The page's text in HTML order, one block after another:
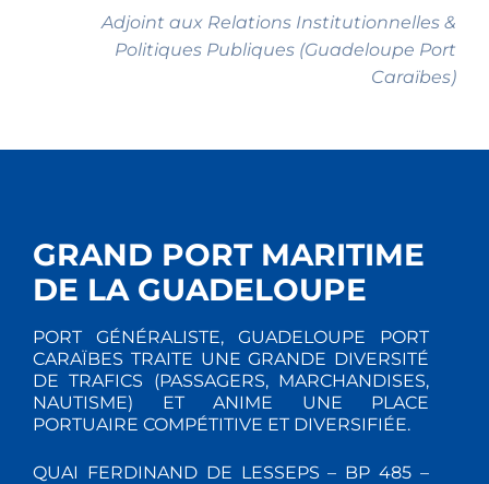
Adjoint aux Relations Institutionnelles &
Politiques Publiques (Guadeloupe Port
Caraïbes)
GRAND PORT MARITIME
DE LA GUADELOUPE
PORT GÉNÉRALISTE, GUADELOUPE PORT
CARAÏBES TRAITE UNE GRANDE DIVERSITÉ
DE TRAFICS (PASSAGERS, MARCHANDISES,
NAUTISME) ET ANIME UNE PLACE
PORTUAIRE COMPÉTITIVE ET DIVERSIFIÉE.
QUAI FERDINAND DE LESSEPS – BP 485 –